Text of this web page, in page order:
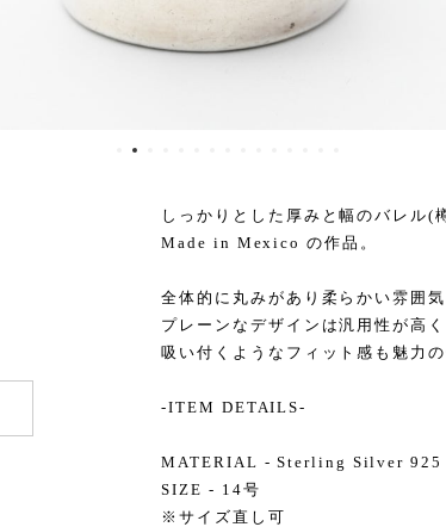
しっかりとした厚みと幅のバレル(
Made in Mexico の作品。
全体的に丸みがあり柔らかい雰囲気
プレーンなデザインは汎用性が高
吸い付くようなフィット感も魅力の
-ITEM DETAILS-
MATERIAL - Sterling Silver 925
SIZE - 14号
※サイズ直し可